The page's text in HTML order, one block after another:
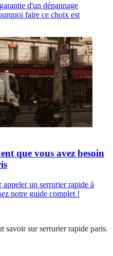
d'un dépannage
faire ce choix est
que vous avez besoin
un serrurier rapide à
notre guide complet !
savoir sur serrurier rapide paris.